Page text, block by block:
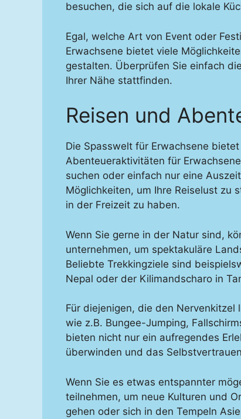
besuchen, die sich auf die lokale
Egal, welche Art von Event oder
Erwachsene bietet viele
gestalten. Überprüfen Sie einfach
Ihrer Nähe stattfinden.
Reisen und
Die Spasswelt für Erwachsene
Abenteueraktivitäten für
suchen oder einfach nur eine
Möglichkeiten, um Ihre Reiselust zu
in der Freizeit zu haben.
Wenn Sie gerne in der Natur sind,
unternehmen, um spektakuläre
Beliebte Trekkingziele sind
Nepal oder der Kilimandscharo in
Für diejenigen, die den
wie z.B. Bungee-Jumping,
bieten nicht nur ein aufregendes
überwinden und das
Wenn Sie es etwas entspannter
teilnehmen, um neue Kulturen und
gehen oder sich in den Tempeln